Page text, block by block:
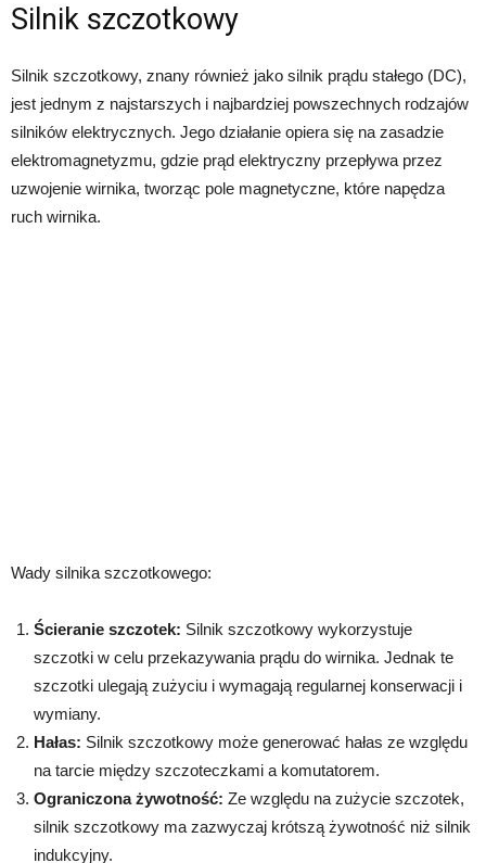
Silnik szczotkowy
Silnik szczotkowy, znany również jako silnik prądu stałego (DC),
jest jednym z najstarszych i najbardziej powszechnych rodzajów
silników elektrycznych. Jego działanie opiera się na zasadzie
elektromagnetyzmu, gdzie prąd elektryczny przepływa przez
uzwojenie wirnika, tworząc pole magnetyczne, które napędza
ruch wirnika.
Wady silnika szczotkowego:
Ścieranie szczotek: Silnik szczotkowy wykorzystuje
szczotki w celu przekazywania prądu do wirnika. Jednak te
szczotki ulegają zużyciu i wymagają regularnej konserwacji i
wymiany.
Hałas: Silnik szczotkowy może generować hałas ze względu
na tarcie między szczoteczkami a komutatorem.
Ograniczona żywotność: Ze względu na zużycie szczotek,
silnik szczotkowy ma zazwyczaj krótszą żywotność niż silnik
indukcyjny.